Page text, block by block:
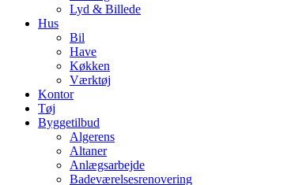
Lyd & Billede
Hus
Bil
Have
Køkken
Værktøj
Kontor
Tøj
Byggetilbud
Algerens
Altaner
Anlægsarbejde
Badeværelsesrenovering